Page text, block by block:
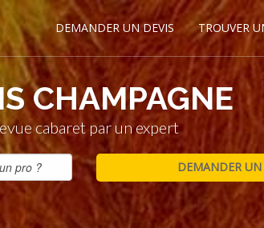
DEMANDER UN DEVIS TROUVER
CHAMPAGNE
cabaret par un expert